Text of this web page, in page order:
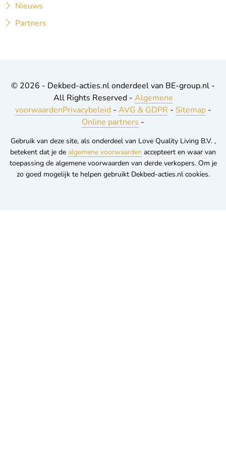
Nieuws
Partners
© 2026 - Dekbed-acties.nl onderdeel van BE-group.nl -
All Rights Reserved - Algemene
voorwaardenPrivacybeleid- AVG & GDPR - Sitemap-
Online partners -
Gebruik van deze site, als onderdeel van Love Quality Living B.V. ,
betekent dat je de algemene voorwaarden accepteert en waar van
toepassing de algemene voorwaarden van derde verkopers. Om je
zo goed mogelijk te helpen gebruikt Dekbed-acties.nl cookies.